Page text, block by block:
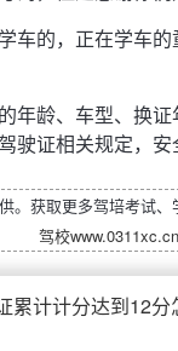
车的，正在学车的
年龄、车型、换
驶证相关规定，安
。获取更多驾培考试
驾校www.0311xc.cn
累计计分达到12分